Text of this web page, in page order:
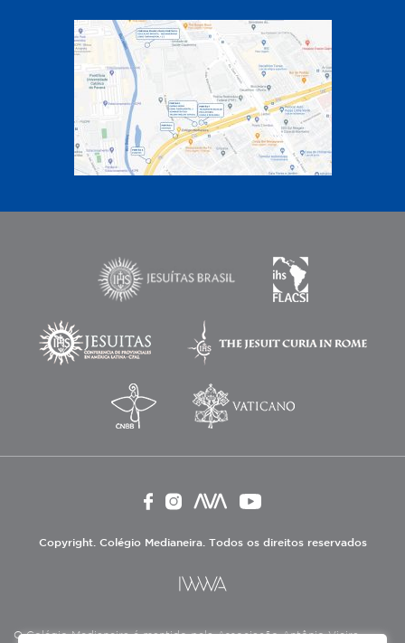
Copyright. Colégio Medianeira. Todos os direitos reservados
O Colégio Medianeira é mantido pela Associação Antônio Vieira